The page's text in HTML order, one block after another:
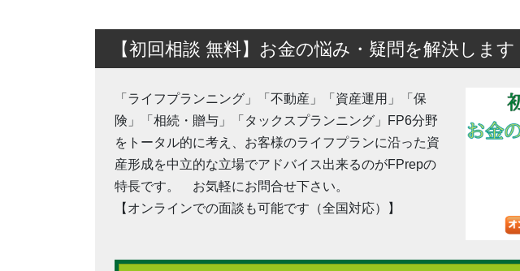
【初回相談 無料】お金の悩み・疑問を解決します
「ライフプランニング」「不動産」「資産運用」「保
険」「相続・贈与」「タックスプランニング」FP6分野
をトータル的に考え、お客様のライフプランに沿った資
産形成を中立的な立場でアドバイス出来るのがFPrepの
特長です。 お気軽にお問合せ下さい。
【オンラインでの面談も可能です（全国対応）】